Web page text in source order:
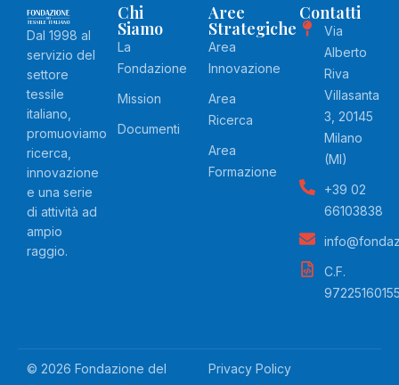
Dal 1998 al
servizio del
settore
tessile
italiano,
promuoviamo
ricerca,
innovazione
e una serie
di attività ad
ampio
raggio.
Chi
Siamo
La
Fondazione
Mission
Documenti
Aree
Strategiche
Area
Innovazione
Area
Ricerca
Area
Formazione
Contatti
Via
Alberto
Riva
Villasanta
3, 20145
Milano
(MI)
+39 02
66103838
C.F.
© 2026 Fondazione del
Privacy Policy